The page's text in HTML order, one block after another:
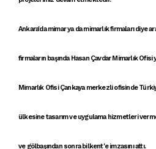
Ankara'da mimarya damimarlık firmalarıdiye
firmaların başındaHasan Çavdar Mimarlık Ofisi
Mimarlık OfisiÇankayamerkezli ofisinde
ülkesinetasarım ve uygulama hizmetleri
ve gölbaşından sonra bilkent'e imzasını attı.